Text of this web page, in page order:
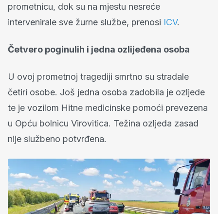
prometnicu, dok su na mjestu nesreće
intervenirale sve žurne službe, prenosi ICV.
Četvero poginulih i jedna ozlijeđena osoba
U ovoj prometnoj tragediji smrtno su stradale
četiri osobe. Još jedna osoba zadobila je ozljede
te je vozilom Hitne medicinske pomoći prevezena
u Opću bolnicu Virovitica. Težina ozljeda zasad
nije službeno potvrđena.